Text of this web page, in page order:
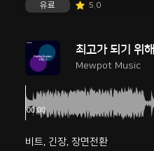
유료 5.0
최고가 되기 위해
Mewpot Music
비트, 긴장, 장면전환